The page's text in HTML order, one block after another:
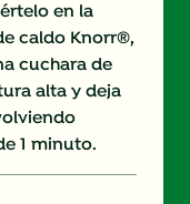
en la
caldo Knorr®,
cuchara de
alta y deja
1 minuto.